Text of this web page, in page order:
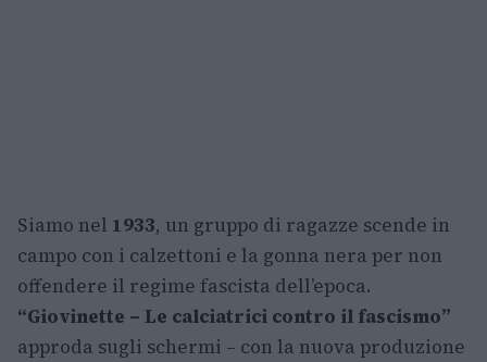
Siamo nel 1933, un gruppo di ragazze scende in
campo con i calzettoni e la gonna nera per non
offendere il regime fascista dell’epoca.
“Giovinette – Le calciatrici contro il fascismo”
approda sugli schermi – con la nuova produzione